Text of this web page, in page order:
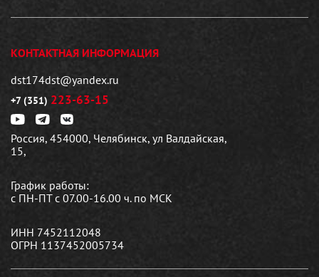
КОНТАКТНАЯ ИНФОРМАЦИЯ
dst174dst@yandex.ru
+7 (351) 223-63-15
Россия, 454000, Челябинск, ул Валдайская,
15,
График работы:
с ПН-ПТ с 07.00-16.00 ч. по МСК
ИНН 7452112048
ОГРН 1137452005734